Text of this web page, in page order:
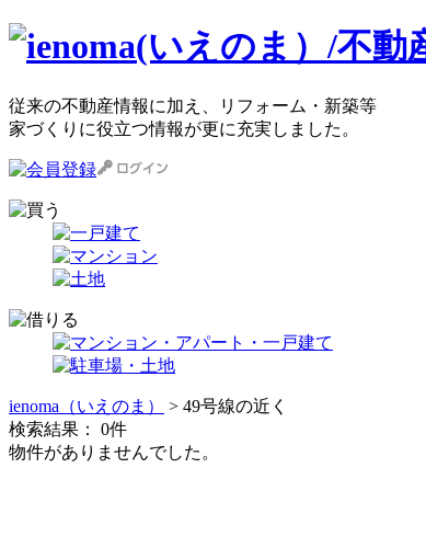
従来の不動産情報に加え、リフォーム・新築等
家づくりに役立つ情報が更に充実しました。
ienoma（いえのま）
> 49号線の近く
検索結果： 0件
物件がありませんでした。